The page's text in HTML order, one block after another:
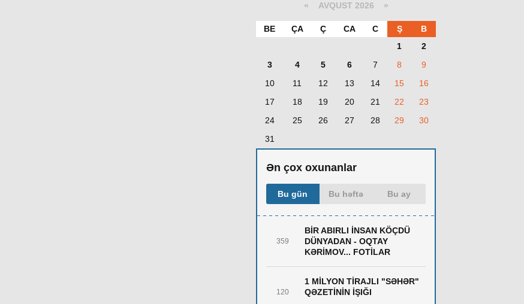
« AVQUST 2026 »
BE ÇA Ç CA C Ş
B
1
2
3
4 5 6 7 8
9
10
11 12 13 14 15
16
17
18 19 20 21 22
23
24
25 26 27 28 29
30
31
Ən çox oxunanlar
Bu gün Bu həftə Bu ay
359
BİR ABIRLI İNSAN KÖÇDÜ
DÜNYADAN - OQTAY
KƏRİMOV... FOTİLAR
120
1 MİLYON TİRAJLI "SƏHƏR"
QƏZETİNİN İŞIĞI